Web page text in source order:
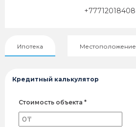
+77712018408
Ипотека Местоположение
Кредитный калькулятор
Стоимость объекта *